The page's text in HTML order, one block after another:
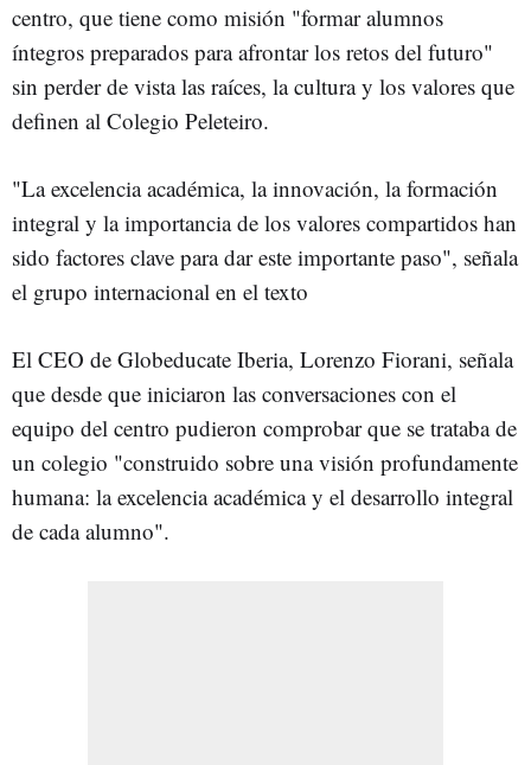
centro, que tiene como misión "formar alumnos
íntegros preparados para afrontar los retos del futuro"
sin perder de vista las raíces, la cultura y los valores que
definen al Colegio Peleteiro.
"La excelencia académica, la innovación, la formación
integral y la importancia de los valores compartidos han
sido factores clave para dar este importante paso", señala
el grupo internacional en el texto
El CEO de Globeducate Iberia, Lorenzo Fiorani, señala
que desde que iniciaron las conversaciones con el
equipo del centro pudieron comprobar que se trataba de
un colegio "construido sobre una visión profundamente
humana: la excelencia académica y el desarrollo integral
de cada alumno".